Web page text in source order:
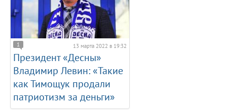
1 13 марта 2022 в 19:32
Президент «Десны»
Владимир Левин: «Такие
как Тимощук продали
патриотизм за деньги»